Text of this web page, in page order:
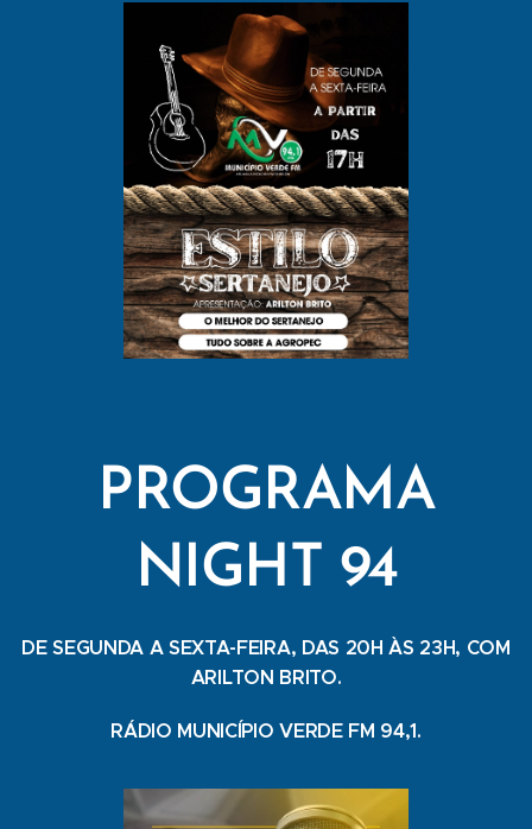
PROGRAMA
NIGHT 94
DE SEGUNDA A SEXTA-FEIRA, DAS 20H ÀS 23H, COM
ARILTON BRITO.
RÁDIO MUNICÍPIO VERDE FM 94,1.